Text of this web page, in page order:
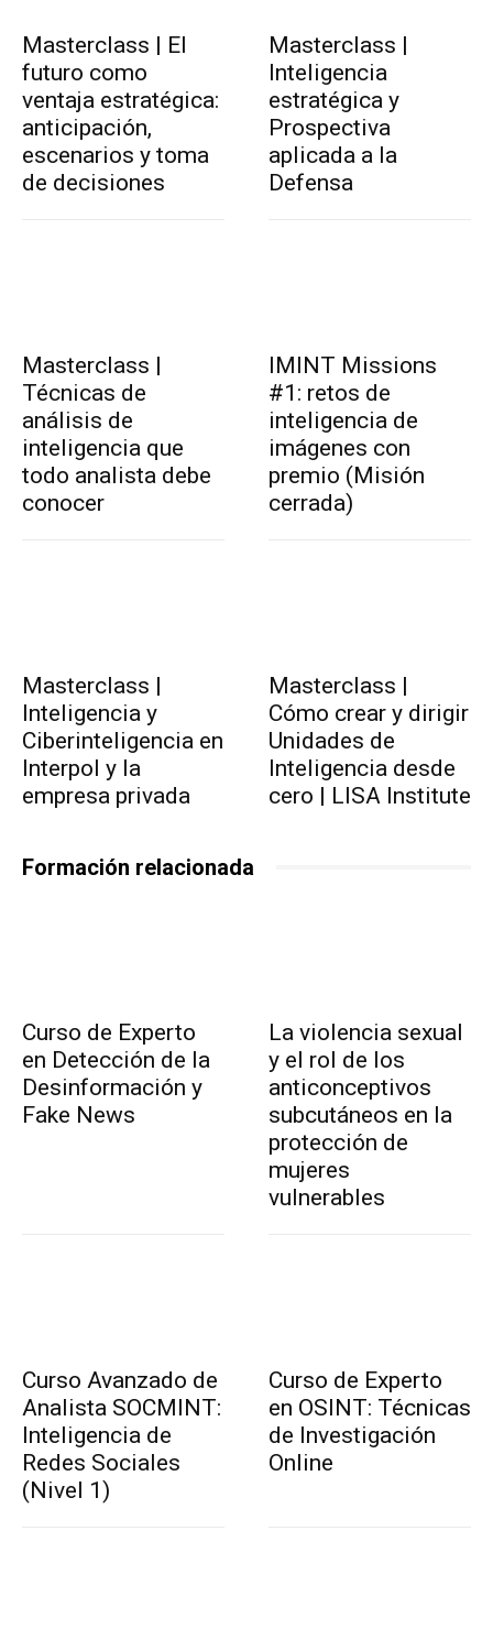
Masterclass | El
futuro como
ventaja estratégica:
anticipación,
escenarios y toma
de decisiones
Masterclass |
Inteligencia
estratégica y
Prospectiva
aplicada a la
Defensa
Masterclass |
Técnicas de
análisis de
inteligencia que
todo analista debe
conocer
IMINT Missions
#1: retos de
inteligencia de
imágenes con
premio (Misión
cerrada)
Masterclass |
Inteligencia y
Ciberinteligencia en
Interpol y la
empresa privada
Masterclass |
Cómo crear y dirigir
Unidades de
Inteligencia desde
cero | LISA Institute
Formación relacionada
Curso de Experto
en Detección de la
Desinformación y
Fake News
La violencia sexual
y el rol de los
anticonceptivos
subcutáneos en la
protección de
mujeres
vulnerables
Curso Avanzado de
Analista SOCMINT:
Inteligencia de
Redes Sociales
(Nivel 1)
Curso de Experto
en OSINT: Técnicas
de Investigación
Online